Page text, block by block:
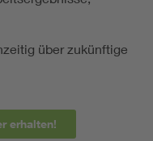
über zukünftige
erhalten!